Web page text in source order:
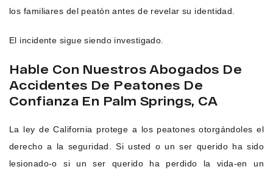
los familiares del peatón antes de revelar su identidad.
El incidente sigue siendo investigado.
Hable Con Nuestros Abogados De
Accidentes De Peatones De
Confianza En Palm Springs, CA
La ley de California protege a los peatones otorgándoles el
derecho a la seguridad. Si usted o un ser querido ha sido
lesionado-o si un ser querido ha perdido la vida-en un